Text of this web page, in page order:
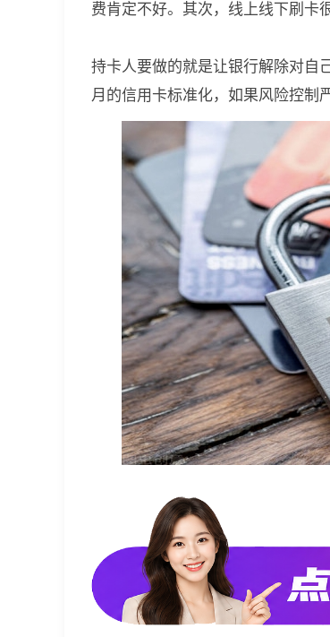
费肯定不好。其次，线上线下刷卡
持卡人要做的就是让银行解除对自
月的信用卡标准化，如果风险控制